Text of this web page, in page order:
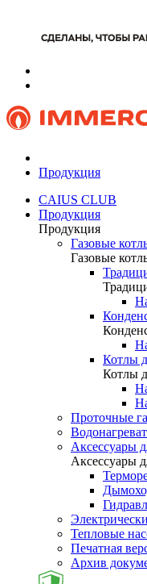
Продукция
CAIUS CLUB
Продукция
Продукция
Газовые
Газовые
Котлы
Котлы
Проточные
Аксессуары
Аксессуары
Тепловые
Печатная
Архив